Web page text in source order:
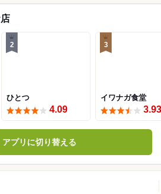
2
ひとつ
4.09
3
イワナガ食堂
3.93
アプリに切り替える